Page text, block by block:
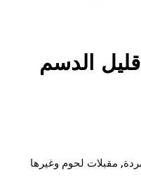
قليل الدسم
, مقبلات لحوم وغيرها